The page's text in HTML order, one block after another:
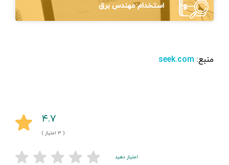
استخدام مهندس برق
منبع: seek.com
۴.۷
( ۳ امتیاز )
امتیاز دهید